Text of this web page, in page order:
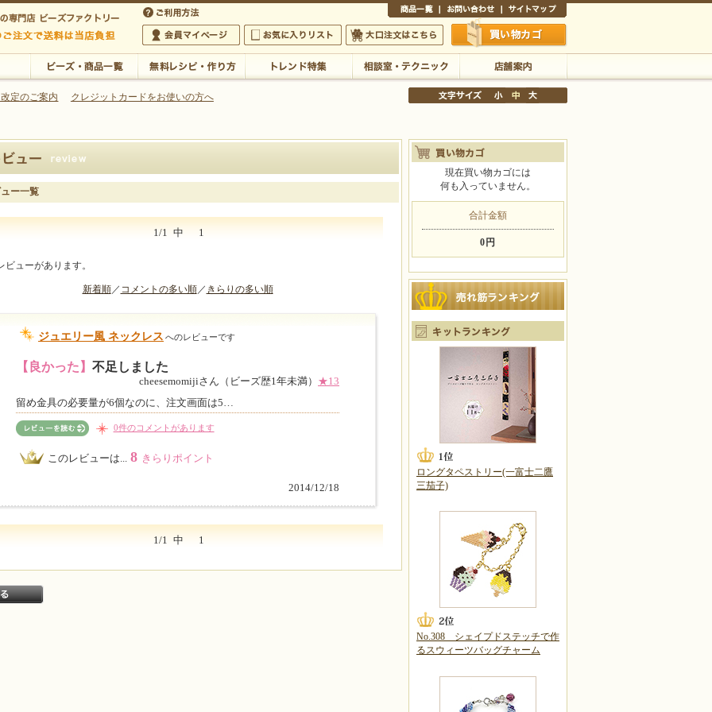
クセサリーの専門店
会員マイページ
お気に入りリスト 大口注文はこちら 買い物かご
店舗案内
定のご案内 クレジットカードをお使いの方へ
ー一覧
1/1 中 1
ビューがあります。
新着順／ コメントの多い順／ きらりの多い順
ジュエリー風 ネックレス へのレビューです
【良かった】 不足しました
cheesemomijiさん（ビーズ歴1年未満） ★13
留め金具の必要量が6個なのに、注文画面は5…
0件のコメントがあります
このレビューは... 8 きらりポイント
2014/12/18
1/1 中 1
現在買い物カゴには
何も入っていません。
合計金額
0円
ロングタペストリー(一富士二鷹
三茄子)
No.308 シェイプドステッチで作
るスウィーツバッグチャーム